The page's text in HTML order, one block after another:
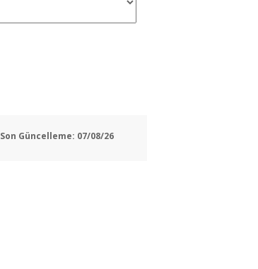
Son Güncelleme: 07/08/26